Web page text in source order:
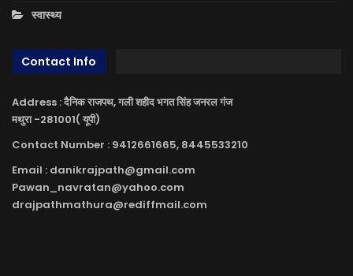
स्वास्थ्य
Contact Info
Address : दैनिक राजपथ, गली शहीद भगत सिंह जनरल गंज
मथुरा -281001( यूपी)
Contact Number : 9412661665, 8445533210
Email : danikrajpath@gmail.com
Pawan_navratan@yahoo.com
drajpathmathura@rediffmail.com